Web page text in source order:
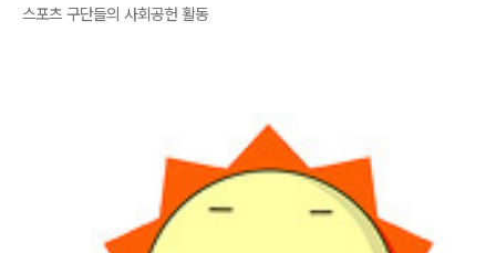
스포츠 구단들의 사회공헌 활동